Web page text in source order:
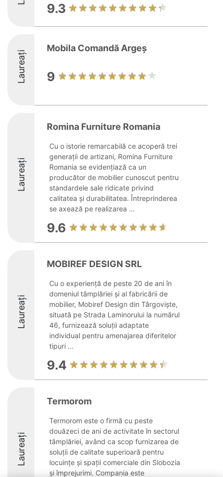
9.3
Laureați
Mobila Comandă Argeș
9
Laureați
Romina Furniture Romania
Cu o istorie remarcabilă ce acoperă trei
generații de artizani, Romina Furniture
Romania se evidențiază ca un
producător de mobilier cunoscut pentru
standardele sale ridicate privind
calitatea și durabilitatea. Întreprinderea
se axează pe realizarea ...
9.6
Laureați
MOBIREF DESIGN SRL
Cu o experiență de peste 20 de ani în
domeniul tâmplăriei și al fabricării de
mobilier, Mobiref Design din Târgoviște,
situată pe Strada Laminorului la numărul
46, furnizează soluții adaptate
individual pentru amenajarea diferitelor
tipuri ...
9.4
Laureați
Termorom
Termorom este o firmă cu peste
douăzeci de ani de activitate în sectorul
tâmplăriei, având ca scop furnizarea de
soluții de calitate superioară pentru
locuințe și spații comerciale din Slobozia
și împrejurimi. Compania este